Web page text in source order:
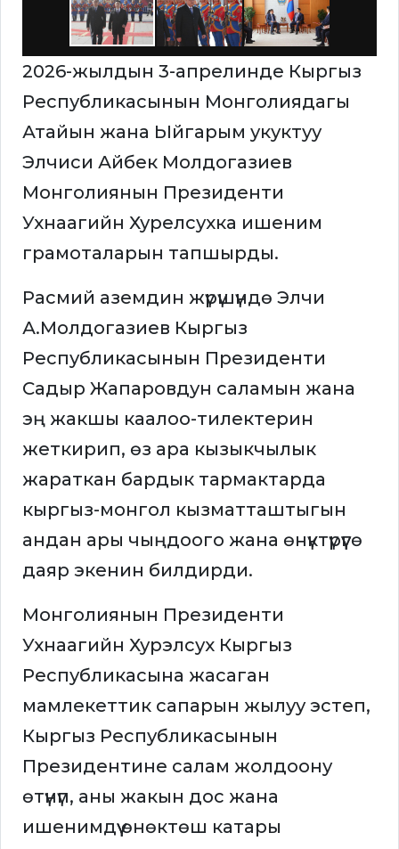
2026-жылдын 3-апрелинде Кыргыз
Республикасынын Монголиядагы
Атайын жана Ыйгарым укуктуу
Элчиси Айбек Молдогазиев
Монголиянын Президенти
Ухнаагийн Хурелсухка ишеним
грамоталарын тапшырды.
Расмий аземдин жүрүшүндө Элчи
А.Молдогазиев Кыргыз
Республикасынын Президенти
Садыр Жапаровдун саламын жана
эң жакшы каалоо-тилектерин
жеткирип, өз ара кызыкчылык
жараткан бардык тармактарда
кыргыз-монгол кызматташтыгын
андан ары чыңдоого жана өнүктүрүүгө
даяр экенин билдирди.
Монголиянын Президенти
Ухнаагийн Хурэлсух Кыргыз
Республикасына жасаган
мамлекеттик сапарын жылуу эстеп,
Кыргыз Республикасынын
Президентине салам жолдоону
өтүнүп, аны жакын дос жана
ишенимдүү өнөктөш катары